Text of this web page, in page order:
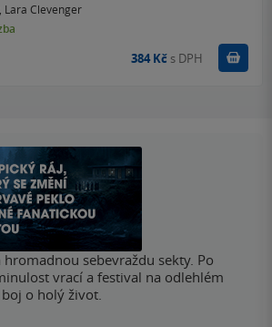
Lara Clevenger
384 Kč s DPH
hromadnou sebevraždu sekty. Po
vrací a festival na odlehlém
o holý život.